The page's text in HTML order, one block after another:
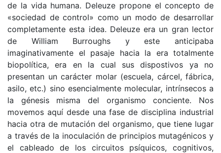
de la vida humana. Deleuze propone el concepto de
«sociedad de control» como un modo de desarrollar
completamente esta idea. Deleuze era un gran lector
de William Burroughs y este anticipaba
imaginativamente el pasaje hacia la era totalmente
biopolítica, era en la cual sus dispostivos ya no
presentan un carácter molar (escuela, cárcel, fábrica,
asilo, etc.) sino esencialmente molecular, intrínsecos a
la génesis misma del organismo conciente. Nos
movemos aquí desde una fase de disciplina industrial
hacia otra de mutación del organismo, que tiene lugar
a través de la inoculación de principios mutagénicos y
el cableado de los circuitos psíquicos, cognitivos,